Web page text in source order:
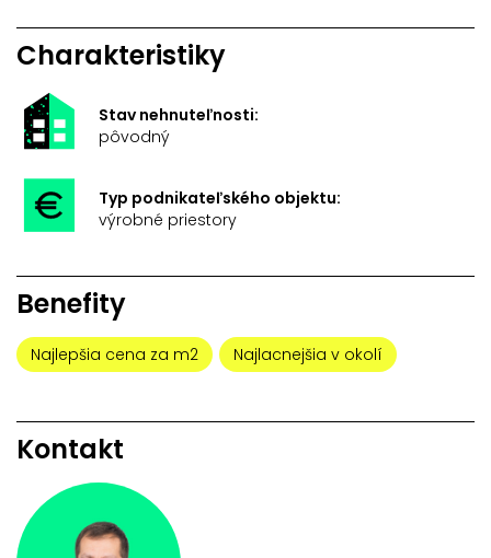
Charakteristiky
Stav nehnuteľnosti:
pôvodný
Typ podnikateľského objektu:
výrobné priestory
Benefity
Najlepšia cena za m2 Najlacnejšia v okolí
Kontakt